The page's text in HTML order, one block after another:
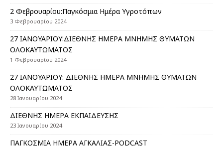
2 Φεβρουαρίου:Παγκόσμια Ημέρα Υγροτόπων
3 Φεβρουαρίου 2024
27 ΙΑΝΟΥΑΡΙΟΥ:ΔΙΕΘΝΗΣ ΗΜΕΡΑ ΜΝΗΜΗΣ ΘΥΜΑΤΩΝ
ΟΛΟΚΑΥΤΩΜΑΤΟΣ
1 Φεβρουαρίου 2024
27 ΙΑΝΟΥΑΡΙΟΥ: ΔΙΕΘΝΗΣ ΗΜΕΡΑ ΜΝΗΜΗΣ ΘΥΜΑΤΩΝ
ΟΛΟΚΑΥΤΩΜΑΤΟΣ
28 Ιανουαρίου 2024
ΔΙΕΘΝΗΣ ΗΜΕΡΑ ΕΚΠΑΙΔΕΥΣΗΣ
23 Ιανουαρίου 2024
ΠΑΓΚΟΣΜΙΑ ΗΜΕΡΑ ΑΓΚΑΛΙΑΣ-PODCAST